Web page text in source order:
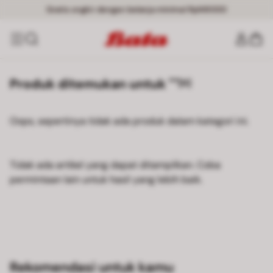
Gratis ongkir dengan belanja minimal Rp149000
Produk ditemukan untuk ""[0]
Oops, sepertinya tidak ada produk dalam kategori ini.
Tidak ada artikel yang dapat ditampilkan. Coba
permintaan lain untuk hasil yang lebih baik.
Rekomendasi untuk kamu